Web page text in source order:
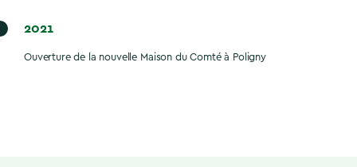
2021
Ouverture de la nouvelle Maison du Comté à Poligny